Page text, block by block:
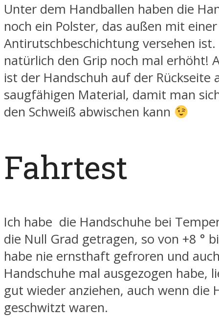
Unter dem Handballen haben die
noch ein Polster, das außen mit einer
Antirutschbeschichtung versehen ist.
natürlich den Grip noch mal erhöht!
ist der Handschuh auf der Rückseite
saugfähigen Material, damit man
den Schweiß abwischen kann
Fahrtest
Ich habe die Handschuhe bei
die Null Grad getragen, so von +8 °
habe nie ernsthaft gefroren und
Handschuhe mal ausgezogen habe,
gut wieder anziehen, auch wenn die
geschwitzt waren.